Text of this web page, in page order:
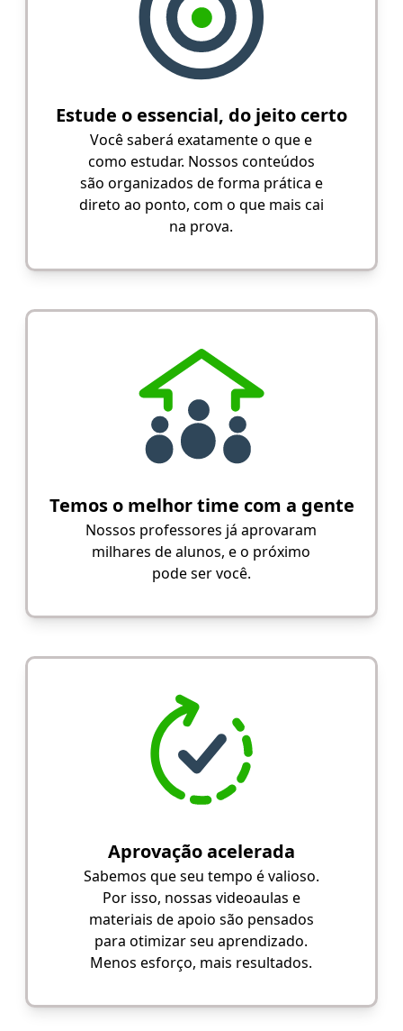
Estude o essencial, do jeito certo
Você saberá exatamente o que e
como estudar. Nossos conteúdos
são organizados de forma prática e
direto ao ponto, com o que mais cai
na prova.
Temos o melhor time com a gente
Nossos professores já aprovaram
milhares de alunos, e o próximo
pode ser você.
Aprovação acelerada
Sabemos que seu tempo é valioso.
Por isso, nossas videoaulas e
materiais de apoio são pensados
para otimizar seu aprendizado.
Menos esforço, mais resultados.